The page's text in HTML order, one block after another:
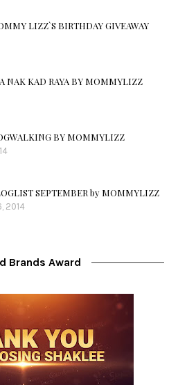
LIZZ`S BIRTHDAY GIVEAWAY
NAK KAD RAYA BY MOMMYLIZZ
BY MOMMYLIZZ
SEPTEMBER by MOMMYLIZZ
2014
Brands Award